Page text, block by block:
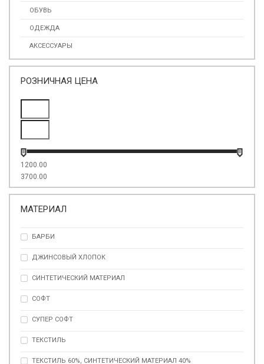
ОБУВЬ
ОДЕЖДА
АКСЕССУАРЫ
РОЗНИЧНАЯ ЦЕНА
1200.00
3700.00
МАТЕРИАЛ
БАРБИ
ДЖИНСОВЫЙ ХЛОПОК
СИНТЕТИЧЕСКИЙ МАТЕРИАЛ
СОФТ
СУПЕР СОФТ
ТЕКСТИЛЬ
ТЕКСТИЛЬ 60%, СИНТЕТИЧЕСКИЙ МАТЕРИАЛ 40%